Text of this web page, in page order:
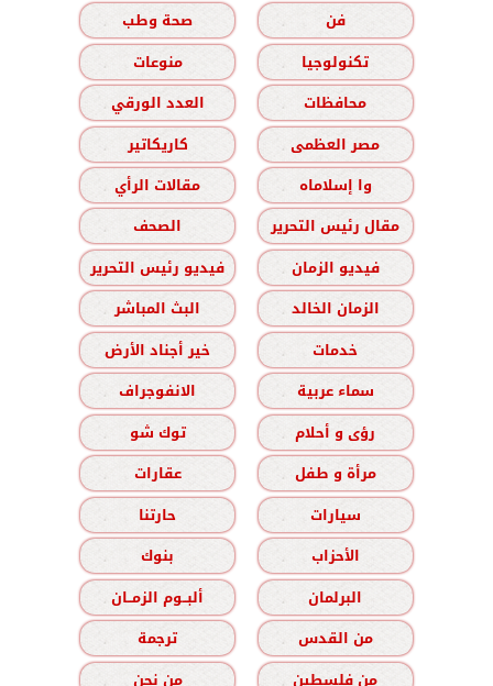
فن
صحة وطب
تكنولوجيا
منوعات
محافظات
العدد الورقي
مصر العظمى
كاريكاتير
وا إسلاماه
مقالات الرأي
مقال رئيس التحرير
الصحف
فيديو الزمان
فيديو رئيس التحرير
الزمان الخالد
البث المباشر
خدمات
خير أجناد الأرض
سماء عربية
الانفوجراف
رؤى و أحلام
توك شو
مرأة و طفل
عقارات
سيارات
حارتنا
الأحزاب
بنوك
البرلمان
ألبــوم الزمــان
من القدس
ترجمة
من فلسطين
من نحن